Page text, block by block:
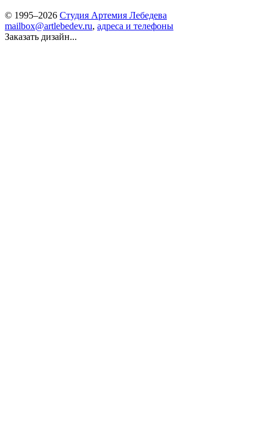
© 1995–2026 Студия Артемия Лебедева
mailbox@artlebedev.ru, адреса и телефоны
Заказать дизайн...